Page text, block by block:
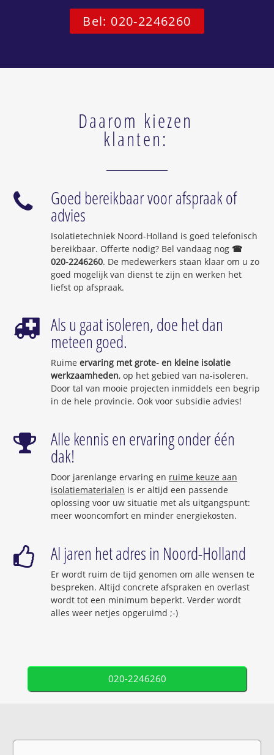
Bel: 020-2246260
Daarom kiezen
klanten:
Goed bereikbaar voor afspraak of
advies
Isolatietechniek Noord-Holland is goed telefonisch
bereikbaar. Offerte nodig? Bel vandaag nog ☎
020-2246260. De medewerkers staan klaar om u zo
goed mogelijk van dienst te zijn en werken het
liefst op afspraak.
Als u gaat isoleren, doe het dan
meteen goed.
Ruime ervaring met grote- en kleine isolatie
werkzaamheden, op het gebied van na-isoleren.
Door tal van mooie projecten inmiddels een begrip
in de hele provincie. Ook voor subsidie advies!
Alle kennis en ervaring onder één
dak!
Door jarenlange ervaring en ruime keuze aan
isolatiematerialen is er altijd een passende
oplossing voor uw situatie met als uitgangspunt:
meer wooncomfort en minder energiekosten.
Al jaren het adres in Noord-Holland
Er wordt ruim de tijd genomen om alle wensen te
bespreken. Altijd concrete afspraken en overlast
wordt tot een minimum beperkt. Verder wordt
alles weer netjes opgeruimd ;-)
020-2246260